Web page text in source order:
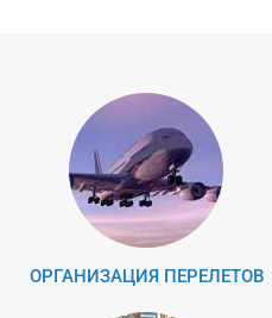
ОРГАНИЗАЦИЯ ПЕРЕЛЕТОВ